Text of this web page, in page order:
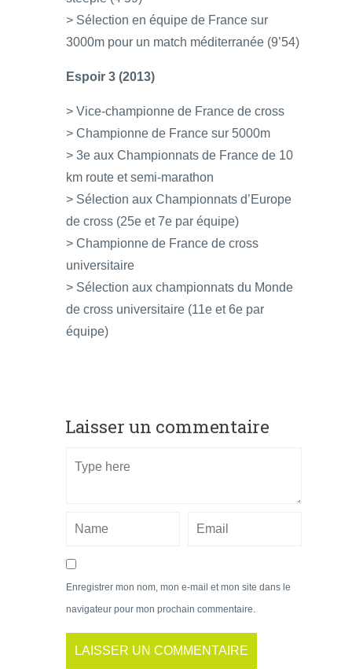
> Sélection en équipe de France sur
3000m pour un match méditerranée (9’54)
Espoir 3 (2013)
> Vice-championne de France de cross
> Championne de France sur 5000m
> 3e aux Championnats de France de 10
km route et semi-marathon
> Sélection aux Championnats d’Europe
de cross (25e et 7e par équipe)
> Championne de France de cross
universitaire
> Sélection aux championnats du Monde
de cross universitaire (11e et 6e par
équipe)
Laisser un commentaire
Enregistrer mon nom, mon e-mail et mon site dans le
navigateur pour mon prochain commentaire.